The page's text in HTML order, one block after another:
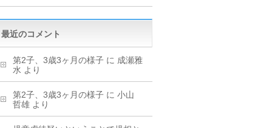
最近のコメント
第2子、3歳3ヶ月の様子 に 成瀬雅
水 より
第2子、3歳3ヶ月の様子 に 小山
哲雄 より